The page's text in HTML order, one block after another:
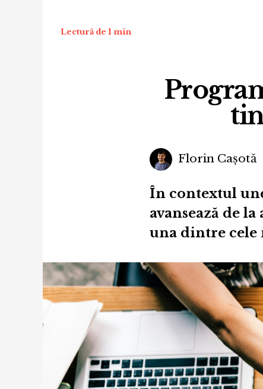
Lectură de 1 min
Florin Cașotă
În contextul
avansează de
una dintre cele